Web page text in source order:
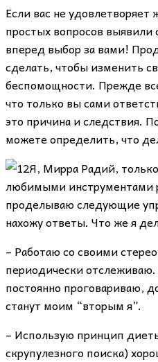
Если вас не
простых вопросов выявили
вперед выбор за вами!
сделать, чтобы изменить
беспомощности. Прежде
что только вы сами
это причина и следствия.
можете определить, что
Я, Мирра Радий,
любимыми инструментами
проделываю следующие
нахожу ответы. Что же я
– Работаю со своими
периодически
постоянно проговариваю,
станут моим “вторым я”.
– Использую принцип
скрупулезного поиска)